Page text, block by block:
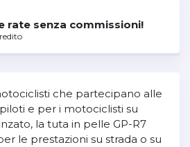
rate senza commissioni!
che partecipano alle
e per i motociclisti su
la tuta in pelle GP-R7
le prestazioni su strada o su